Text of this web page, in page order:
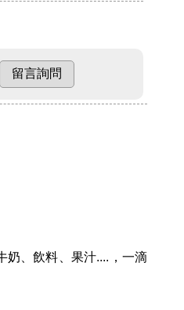
奶、飲料、果汁....，一滴